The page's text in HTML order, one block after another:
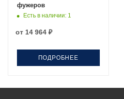
фужеров
Есть в наличии: 1
от 14 964 ₽
ПОДРОБНЕЕ